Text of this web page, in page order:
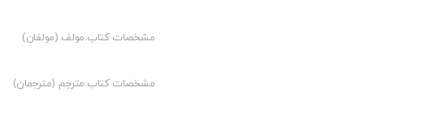
مشخصات کتاب.مولف (مولفان)
مشخصات کتاب.مترجم (مترجمان)